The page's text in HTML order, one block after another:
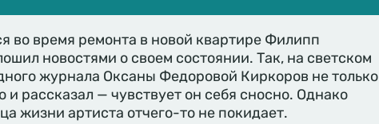
во время ремонта в новой квартире Филипп
новостями о своем состоянии. Так, на светском
журнала Оксаны Федоровой Киркоров не только
и рассказал — чувствует он себя сносно. Однако
жизни артиста отчего-то не покидает.